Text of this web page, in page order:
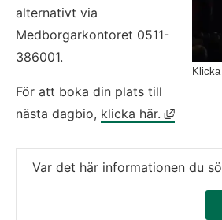
alternativt via
Medborgarkontoret 0511-
386001.
För att boka din plats till
nästa dagbio, klicka här. Länk
Var det här informationen du